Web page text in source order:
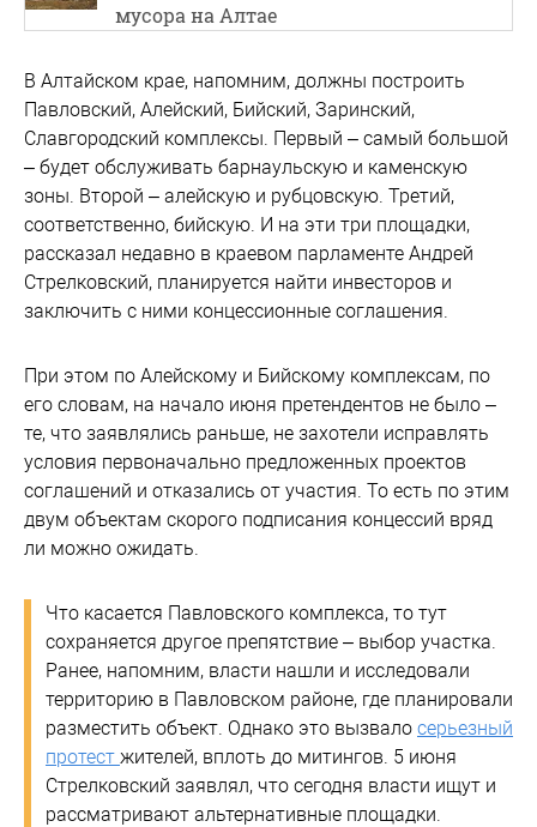
мусора на Алтае
В Алтайском крае, напомним, должны построить
Павловский, Алейский, Бийский, Заринский,
Славгородский комплексы. Первый – самый большой
– будет обслуживать барнаульскую и каменскую
зоны. Второй – алейскую и рубцовскую. Третий,
соответственно, бийскую. И на эти три площадки,
рассказал недавно в краевом парламенте Андрей
Стрелковский, планируется найти инвесторов и
заключить с ними концессионные соглашения.
При этом по Алейскому и Бийскому комплексам, по
его словам, на начало июня претендентов не было –
те, что заявлялись раньше, не захотели исправлять
условия первоначально предложенных проектов
соглашений и отказались от участия. То есть по этим
двум объектам скорого подписания концессий вряд
ли можно ожидать.
Что касается Павловского комплекса, то тут
сохраняется другое препятствие – выбор участка.
Ранее, напомним, власти нашли и исследовали
территорию в Павловском районе, где планировали
разместить объект. Однако это вызвало серьезный
протест жителей, вплоть до митингов. 5 июня
Стрелковский заявлял, что сегодня власти ищут и
рассматривают альтернативные площадки.